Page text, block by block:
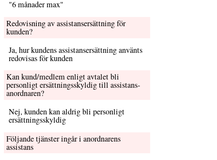
6 månader max
Redovisning av assistansersättning för
kunden?
Ja, hur kundens assistansersättning använts
redovisas för kunden
Kan kund/medlem enligt avtalet bli
personligt ersättnings­skyldig till assistans­
anordnaren?
Nej, kunden kan aldrig bli personligt
ersättningsskyldig
Följande tjänster ingår i anordnarens
assistans